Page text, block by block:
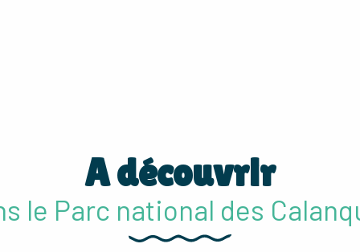
A découvrir
le Parc national des